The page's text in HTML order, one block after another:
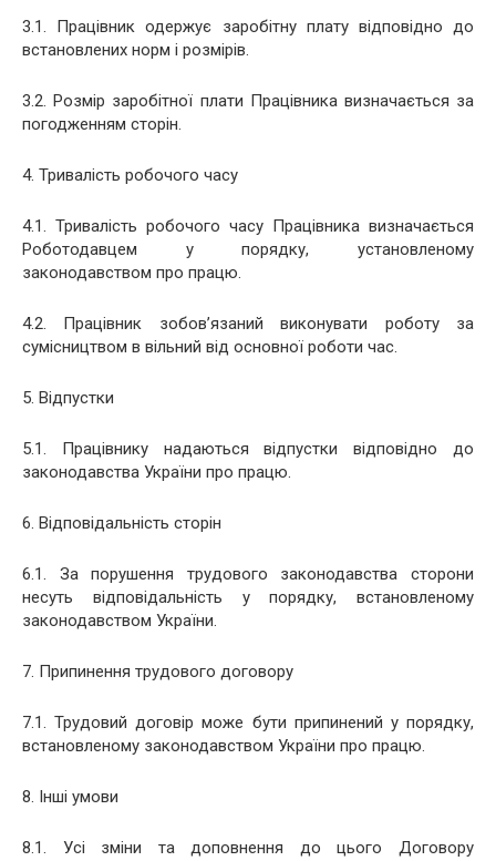
3.1. Працівник одержує заробітну плату відповідно до
встановлених норм і розмірів.
3.2. Розмір заробітної плати Працівника визначається за
погодженням сторін.
4. Тривалість робочого часу
4.1. Тривалість робочого часу Працівника визначається
Роботодавцем у порядку, установленому
законодавством про працю.
4.2. Працівник зобов’язаний виконувати роботу за
сумісництвом в вільний від основної роботи час.
5. Відпустки
5.1. Працівнику надаються відпустки відповідно до
законодавства України про працю.
6. Відповідальність сторін
6.1. За порушення трудового законодавства сторони
несуть відповідальність у порядку, встановленому
законодавством України.
7. Припинення трудового договору
7.1. Трудовий договір може бути припинений у порядку,
встановленому законодавством України про працю.
8. Інші умови
8.1. Усі зміни та доповнення до цього Договору